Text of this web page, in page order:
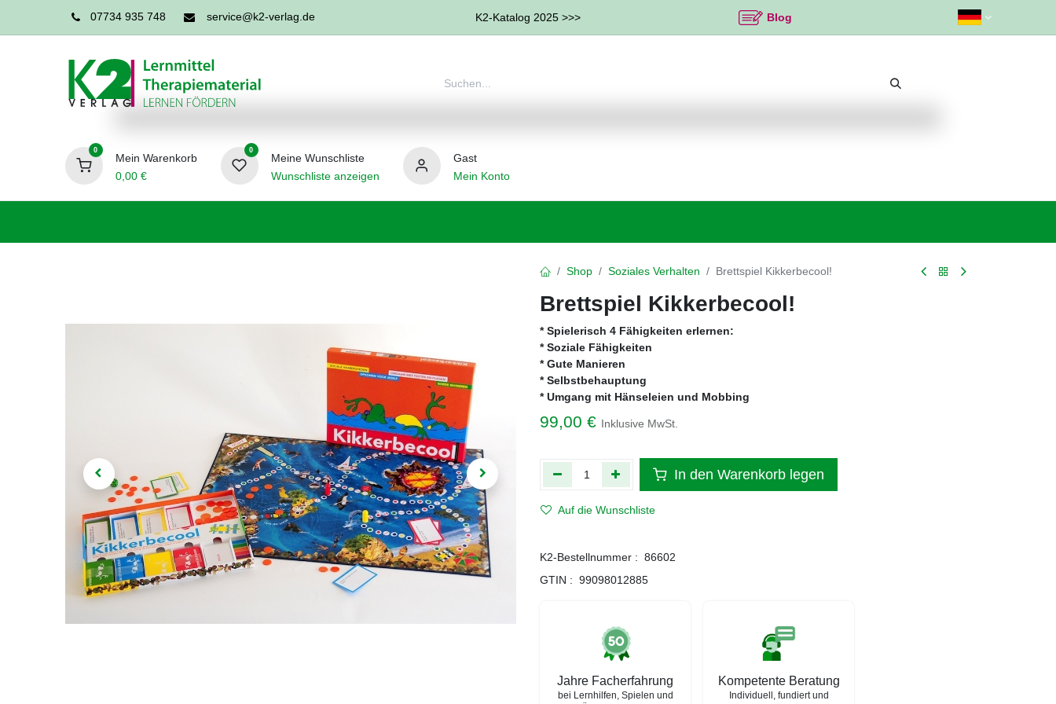
07734 935 748 service@k2-verlag.de K2-Katalog 2025 >>> Blog
0
Mein Warenkorb
0,00€
0
Meine Wunschliste
Wunschliste anzeigen
Gast
Mein Konto
Shop Soziales Verhalten Brettspiel Kikkerbecool!
Brettspiel Kikkerbecool!
* Spielerisch 4 Fähigkeiten erlernen:
* Soziale Fähigkeiten
* Gute Manieren
* Selbstbehauptung
* Umgang mit Hänseleien und Mobbing
99,00 € Inklusive MwSt.
In den Warenkorb legen
Auf die Wunschliste
K2-Bestellnummer : 86602
GTIN : 99098012885
Jahre Facherfahrung
bei Lernhilfen, Spielen und
Kompetente Beratung
Individuell, fundiert und